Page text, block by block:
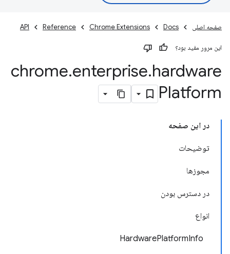
صفحه اصلی Docs
Chrome Extensions
Reference
API
این مرور مفید بود؟
chrome.enterprise.hardware
Platform
در این صفحه
توضیحات
مجوزها
در دسترس بودن
انواع
HardwarePlatformInfo